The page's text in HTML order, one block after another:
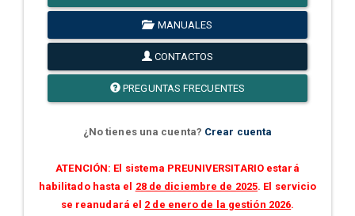
MANUALES
CONTACTOS
PREGUNTAS FRECUENTES
¿No tienes una cuenta? Crear cuenta
ATENCIÓN: El sistema PREUNIVERSITARIO estará
habilitado hasta el 28 de diciembre de 2025. El servicio
se reanudará el 2 de enero de la gestión 2026.